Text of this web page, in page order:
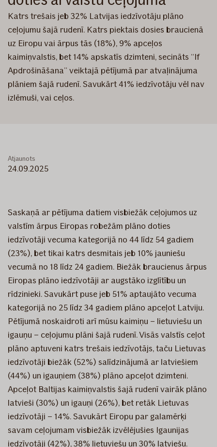
Katrs trešais jeb 32% Latvijas iedzīvotāju plāno
ceļojumu šajā rudenī. Katrs piektais dosies braucienā
uz Eiropu vai ārpus tās (18%), 9% apceļos
kaimiņvalstis, bet 14% apskatīs dzimteni, secināts “If
Apdrošināšana” veiktajā pētījumā par atvaļinājuma
plāniem šajā rudenī. Savukārt 41% iedzīvotāju vēl nav
izlēmuši, vai ceļos.
Atjaunots
24.09.2025
Saskaņā ar pētījuma datiem visbiežāk ceļojumos uz
valstīm ārpus Eiropas robežām plāno doties
iedzīvotāji vecuma kategorijā no 44 līdz 54 gadiem
(23%), bet tikai katrs desmitais jeb 10% jauniešu
vecumā no 18 līdz 24 gadiem. Biežāk braucienus ārpus
Eiropas plāno iedzīvotāji ar augstāko izglītību un
rīdzinieki. Savukārt puse jeb 51% aptaujāto vecuma
kategorijā no 25 līdz 34 gadiem plāno apceļot Latviju.
Pētījumā noskaidroti arī mūsu kaimiņu – lietuviešu un
igauņu – ceļojumu plāni šajā rudenī. Visās valstīs ceļot
plāno aptuveni katrs trešais iedzīvotājs, taču Lietuvas
iedzīvotāji biežāk (52%) salīdzinājumā ar latviešiem
(44%) un igauņiem (38%) plāno apceļot dzimteni.
Apceļot Baltijas kaimiņvalstis šajā rudenī vairāk plāno
latvieši (30%) un igauņi (26%), bet retāk Lietuvas
iedzīvotāji – 14%. Savukārt Eiropu par galamērķi
savam ceļojumam visbiežāk izvēlējušies Igaunijas
iedzīvotāji (42%), 38% lietuviešu un 30% latviešu.